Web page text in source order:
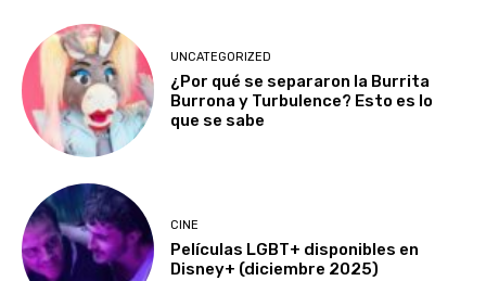
UNCATEGORIZED
¿Por qué se separaron la Burrita
Burrona y Turbulence? Esto es lo
que se sabe
CINE
Películas LGBT+ disponibles en
Disney+ (diciembre 2025)